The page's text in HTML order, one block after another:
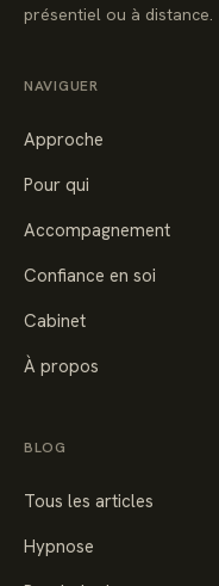
présentiel ou à distance.
NAVIGUER
Approche
Pour qui
Accompagnement
Confiance en soi
Cabinet
À propos
BLOG
Tous les articles
Hypnose